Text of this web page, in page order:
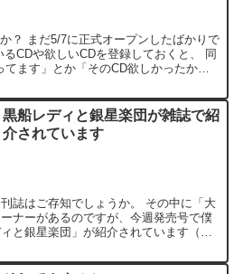
？ まだ5/7に正式オープンしたばかりで
CDや欲しいCDを登録しておくと、 同
てます」とか「そのCD欲しかったから
黒船レディと銀星楽団が雑誌で紹
介されています
誌はご存知でしょうか。 その中に「大
ナーがあるのですが、今週発売号で僕
と銀星楽団」が紹介されています（僕